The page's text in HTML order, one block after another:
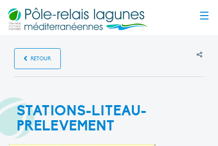
RETOUR
STATIONS-LITEAU-
PRELEVEMENT